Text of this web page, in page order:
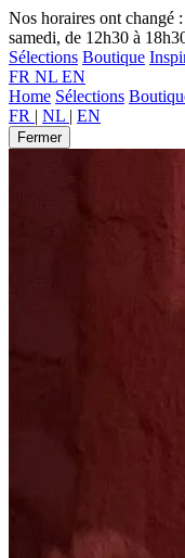
Nos horaires ont changé
samedi, de 12h30 à
Sélections Boutique
FR NL EN
Home Sélections
FR | NL | EN
Fermer